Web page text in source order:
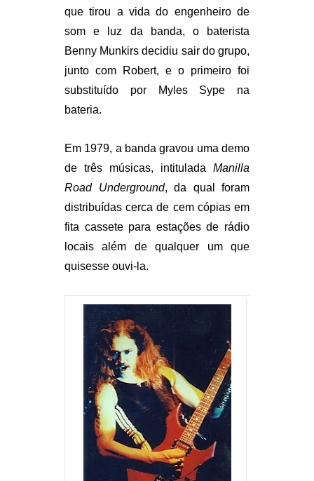
que tirou a vida do engenheiro de
som e luz da banda, o baterista
Benny Munkirs decidiu sair do grupo,
junto com Robert, e o primeiro foi
substituído por Myles Sype na
bateria.
Em 1979, a banda gravou uma demo
de três músicas, intitulada Manilla
Road Underground, da qual foram
distribuídas cerca de cem cópias em
fita cassete para estações de rádio
locais além de qualquer um que
quisesse ouvi-la.